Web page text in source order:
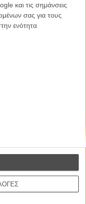
και τις σημάνσεις
σας για τους
ενότητα